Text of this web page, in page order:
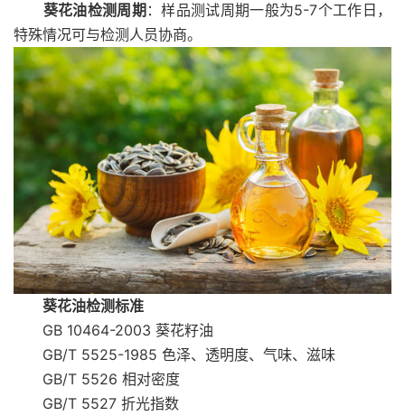
葵花油检测周期 ：样品测试周期一般为5-7个工作日，
特殊情况可与检测人员协商。
葵花油检测标准
GB 10464-2003 葵花籽油
GB/T 5525-1985 色泽、透明度、气味、滋味
GB/T 5526 相对密度
GB/T 5527 折光指数